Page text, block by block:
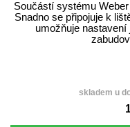
Součástí systému
Snadno se připojuje k
umožňuje nastavení
skladem u